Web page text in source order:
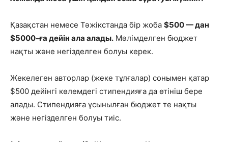
Қазақстан немесе Тәжікстанда бір жоба $500 — дан
$5000-ға дейін ала алады. Мәлімделген бюджет
нақты және негізделген болуы керек.
Жекелеген авторлар (жеке тұлғалар) сонымен қатар
$500 дейінгі көлемдегі стипендияға да өтініш бере
алады. Стипендияға ұсынылған бюджет те нақты
және негізделген болуы тиіс.